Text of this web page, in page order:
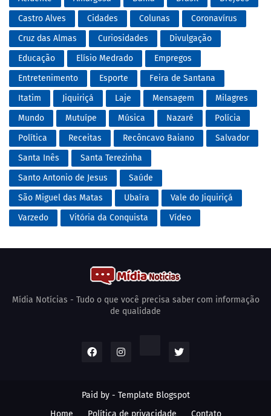
Castro Alves
Cidades Colunas
Coronavírus
Cruz das Almas
Curiosidades
Divulgação
Educação
Elísio Medrado
Empregos
Entretenimento
Esporte
Feira de Santana
Itatim
Jiquiriçá Laje Mensagem
Milagres
Mundo
Mutuípe Música Nazaré
Polícia
Política
Receitas Recôncavo Baiano
Salvador
Santa Inês
Santa Terezinha
Santo Antonio de Jesus
Saúde
São Miguel das Matas
Ubaíra
Vale do Jiquiriçá
Varzedo
Vitória da Conquista Vídeo
Mídia Notícias - Tudo o que você precisa saber com informação
de qualidade
Paid by - Template Blogspot